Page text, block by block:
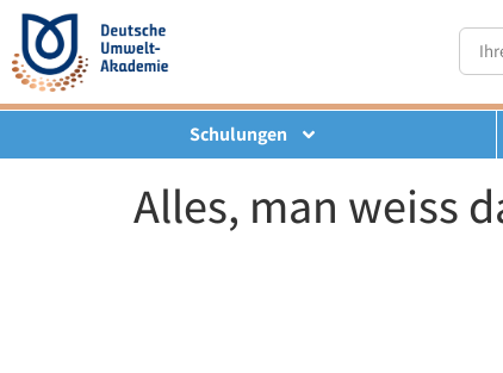
Schulungen
Alles, man weiss